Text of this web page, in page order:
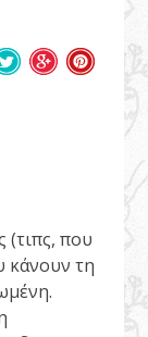
(τιπς, που
κάνουν τη